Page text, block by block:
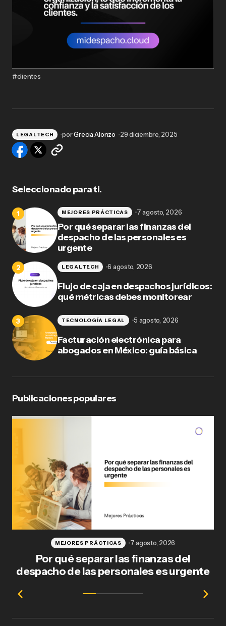
#clientes
LEGALTECH porGrecia Alonzo 29 diciembre, 2025
Seleccionado para ti.
Por qué separar las finanzas del
despacho de las personales es
urgente
MEJORES PRÁCTICAS 7 agosto, 2026
Flujo de caja en despachos jurídicos:
qué métricas debes monitorear
LEGALTECH 6 agosto, 2026
Facturación electrónica para
abogados en México: guía básica
TECNOLOGÍA LEGAL 5 agosto, 2026
Publicaciones populares
Por qué separar las finanzas del
despacho de las personales es urgente
MEJORES PRÁCTICAS 7 agosto, 2026